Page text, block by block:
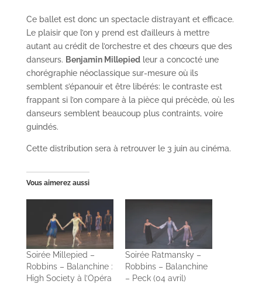
Ce ballet est donc un spectacle distrayant et efficace.
Le plaisir que l’on y prend est d’ailleurs à mettre
autant au crédit de l’orchestre et des chœurs que des
danseurs. Benjamin Millepiedleur a concocté une
chorégraphie néoclassique sur-mesure où ils
semblent s’épanouir et être libérés: le contraste est
frappant si l’on compare à la pièce qui précède, où les
danseurs semblent beaucoup plus contraints, voire
guindés.
Cette distribution sera à retrouver le 3 juin au cinéma.
Vous aimerez aussi
Soirée Millepied –
Robbins – Balanchine :
High Society à l’Opéra
Soirée Ratmansky –
Robbins – Balanchine
– Peck (04 avril)